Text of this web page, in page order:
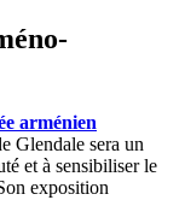
arménien
Glendale sera un
et à sensibiliser le
exposition